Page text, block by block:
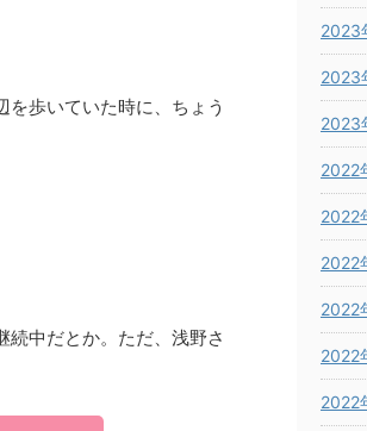
歩いていた時に、ちょう
中だとか。ただ、浅野さ
2023
2023
2023
2022
2022
2022
2022
2022
2022